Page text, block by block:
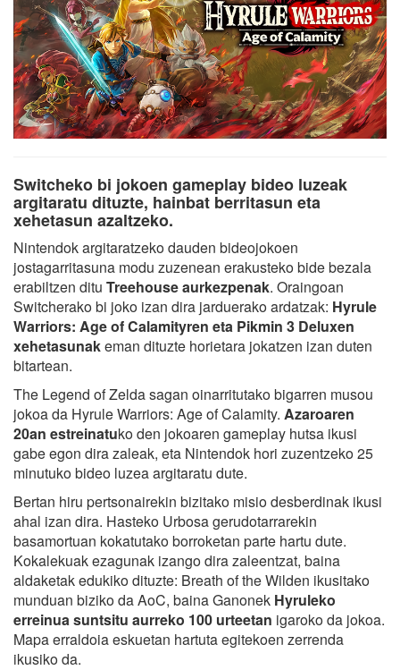
Switcheko bi jokoen gameplay bideo luzeak
argitaratu dituzte, hainbat berritasun eta
xehetasun azaltzeko.
Nintendok argitaratzeko dauden bideojokoen
jostagarritasuna modu zuzenean erakusteko bide bezala
erabiltzen ditu Treehouse aurkezpenak. Oraingoan
Switcherako bi joko izan dira jarduerako ardatzak: Hyrule
Warriors: Age of Calamityren eta Pikmin 3 Deluxen
xehetasunakeman dituzte horietara jokatzen izan duten
bitartean.
The Legend of Zelda sagan oinarritutako bigarren musou
jokoa da Hyrule Warriors: Age of Calamity. Azaroaren
20an estreinatuko den jokoaren gameplay hutsa ikusi
gabe egon dira zaleak, eta Nintendok hori zuzentzeko 25
minutuko bideo luzea argitaratu dute.
Bertan hiru pertsonairekin bizitako misio desberdinak ikusi
ahal izan dira. Hasteko Urbosa gerudotarrarekin
basamortuan kokatutako borroketan parte hartu dute.
Kokalekuak ezagunak izango dira zaleentzat, baina
aldaketak edukiko dituzte: Breath of the Wilden ikusitako
munduan biziko da AoC, baina Ganonek Hyruleko
erreinua suntsitu aurreko 100 urteetan igaroko da jokoa.
Mapa erraldoia eskuetan hartuta egitekoen zerrenda
ikusiko da.